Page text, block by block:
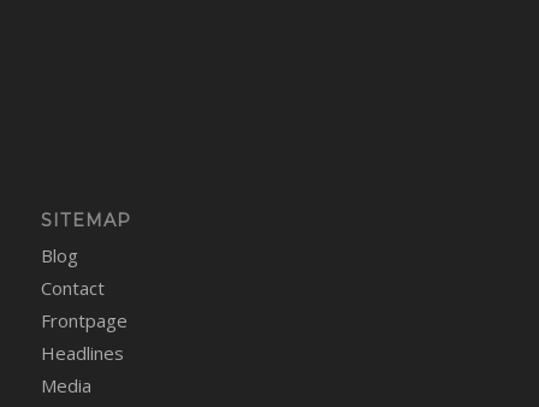
SITEMAP
Blog
Contact
Frontpage
Headlines
Media